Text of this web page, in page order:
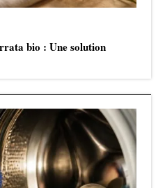
bio : Une solution